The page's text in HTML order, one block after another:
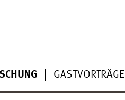
GASTVORTRÄGE